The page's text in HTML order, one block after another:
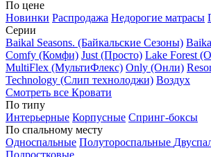
По цене
Новинки Распродажа Недорогие матрасы
Серии
Baikal Seasons. (Байкальские Сезоны)
Comfy (Комфи) Just (Просто) Lake Forest
MultiFlex (МультиФлекс) Only (Онли)
Technology (Слип технолоджи) Воздух
Смотреть все Кровати
По типу
Интерьерные Корпусные Спринг-боксы
По спальному месту
Односпальные Полутороспальные
Подростковые